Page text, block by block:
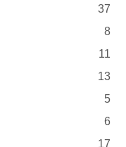
37
8
11
13
5
6
17